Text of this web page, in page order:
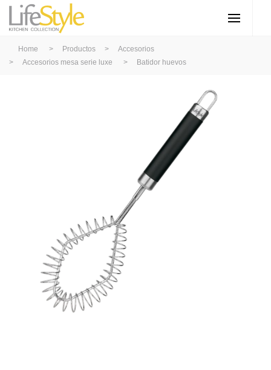
Home > Productos >
Accesorios
>
Accesorios mesa serie luxe > Batidor huevos